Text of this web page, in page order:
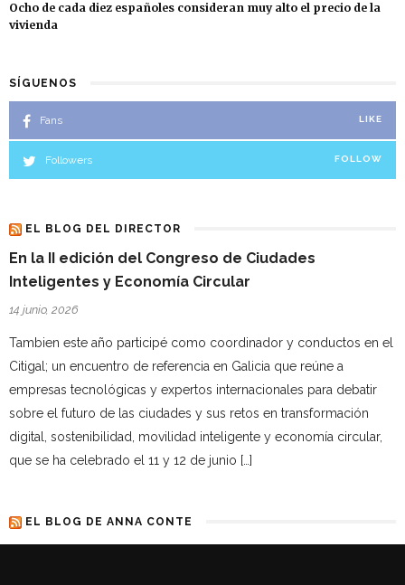
Ocho de cada diez españoles consideran muy alto el precio de la
vivienda
SÍGUENOS
Fans LIKE
Followers FOLLOW
EL BLOG DEL DIRECTOR
En la II edición del Congreso de Ciudades
Inteligentes y Economía Circular
14 junio, 2026
Tambien este año participé como coordinador y conductos en el
Citigal; un encuentro de referencia en Galicia que reúne a
empresas tecnológicas y expertos internacionales para debatir
sobre el futuro de las ciudades y sus retos en transformación
digital, sostenibilidad, movilidad inteligente y economía circular,
que se ha celebrado el 11 y 12 de junio […]
EL BLOG DE ANNA CONTE